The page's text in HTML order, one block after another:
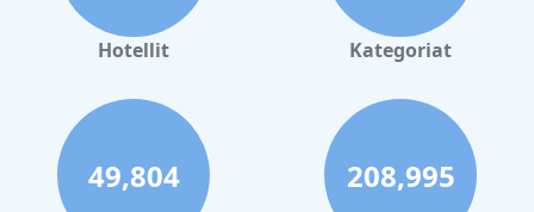
Hotellit Kategoriat
49,804 208,995